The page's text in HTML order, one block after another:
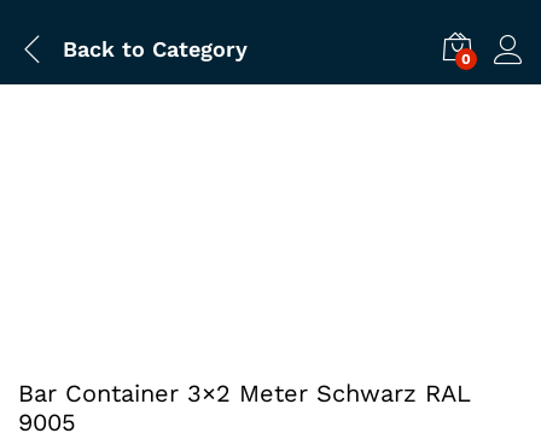
Back to Category 0
Bar Container 3×2 Meter Schwarz RAL
9005